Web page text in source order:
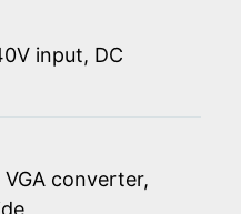
input, DC
converter,